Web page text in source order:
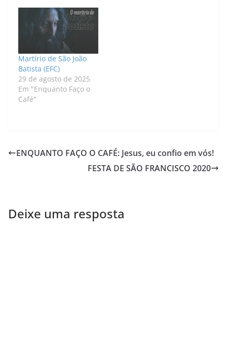
Martírio de São João
Batista (EFC)
29 de agosto de 2025
Em "Enquanto Faço o
Café"
ENQUANTO FAÇO O CAFÉ: Jesus, eu confio em vós!
FESTA DE SÃO FRANCISCO 2020
Deixe uma resposta